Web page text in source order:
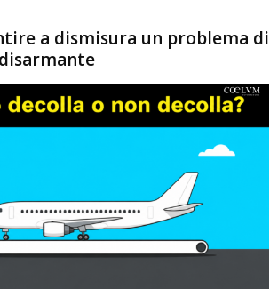
a dismisura un problema di